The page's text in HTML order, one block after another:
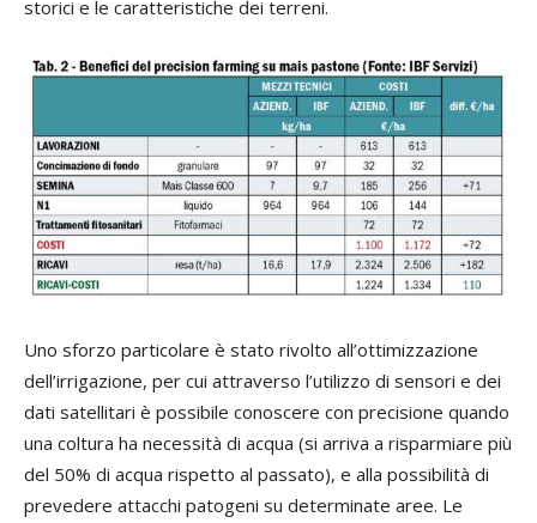
storici e le caratteristiche dei terreni.
Uno sforzo particolare è stato rivolto all’ottimizzazione
dell’irrigazione, per cui attraverso l’utilizzo di sensori e dei
dati satellitari è possibile conoscere con precisione quando
una coltura ha necessità di acqua (si arriva a risparmiare più
del 50% di acqua rispetto al passato), e alla possibilità di
prevedere attacchi patogeni su determinate aree. Le